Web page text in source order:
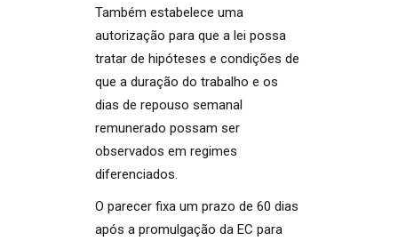
Também estabelece uma
autorização para que a lei possa
tratar de hipóteses e condições de
que a duração do trabalho e os
dias de repouso semanal
remunerado possam ser
observados em regimes
diferenciados.
O parecer fixa um prazo de 60 dias
após a promulgação da EC para